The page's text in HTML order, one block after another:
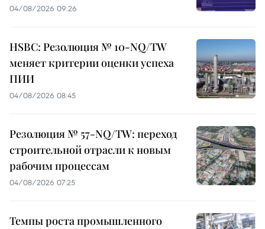
04/08/2026 09:26
HSBC: Резолюция № 10-NQ/TW
меняет критерии оценки успеха
ПИИ
04/08/2026 08:45
Резолюция № 57-NQ/TW: переход
строительной отрасли к новым
рабочим процессам
04/08/2026 07:25
Темпы роста промышленного